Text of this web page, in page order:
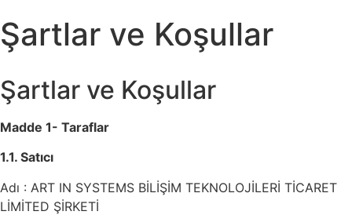
Şartlar ve Koşullar
Şartlar ve Koşullar
Madde 1- Taraflar
1.1. Satıcı
Adı : ART IN SYSTEMS BİLİŞİM TEKNOLOJİLERİ TİCARET
LİMİTED ŞİRKETİ